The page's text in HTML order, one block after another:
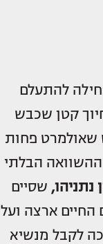
להתעלם
קטן שכבש
שאולמרט פחות
הבלתי
נתניהו, שסיים
ארצה ועל
לקבל מנשיא